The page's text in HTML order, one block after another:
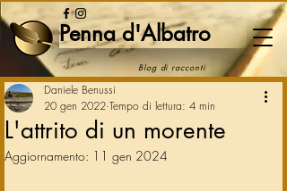
Penna d'Albatro
Blog di racconti
L'attrito di un morente
Daniele Benussi
20 gen 2022 Tempo di lettura: 4 min
Aggiornamento: 11 gen 2024